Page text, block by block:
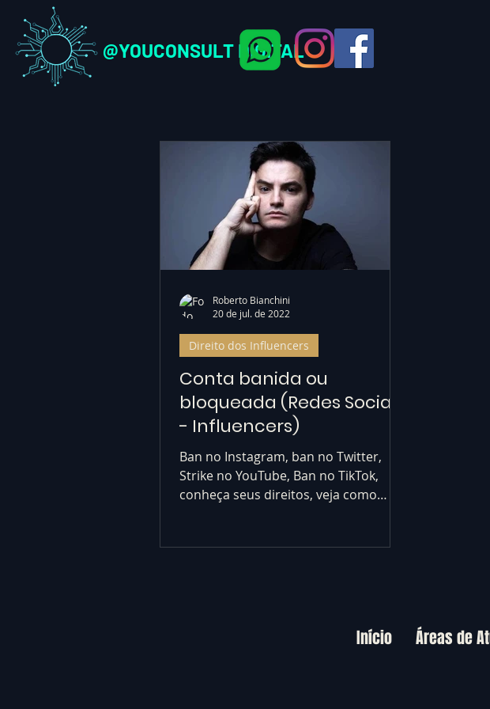
@YOUCONSULT DIGITAL
Conta banida ou
bloqueada (Redes Sociais
- Influencers)
Ban no Instagram, ban no Twitter,
Strike no YouTube, Ban no TikTok,
conheça seus direitos, veja como
Direito dos Influencers
Roberto Bianchini
20 de jul. de 2022
Início Áreas de